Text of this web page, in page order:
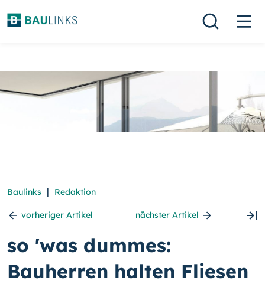
Baulinks | Redaktion
vorheriger Artikel nächster Artikel
so 'was dummes:
Bauherren halten Fliesen